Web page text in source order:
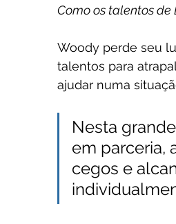
Como os talentos de
Woody perde seu
talentos para
ajudar numa
Nesta
em parceria,
cegos e